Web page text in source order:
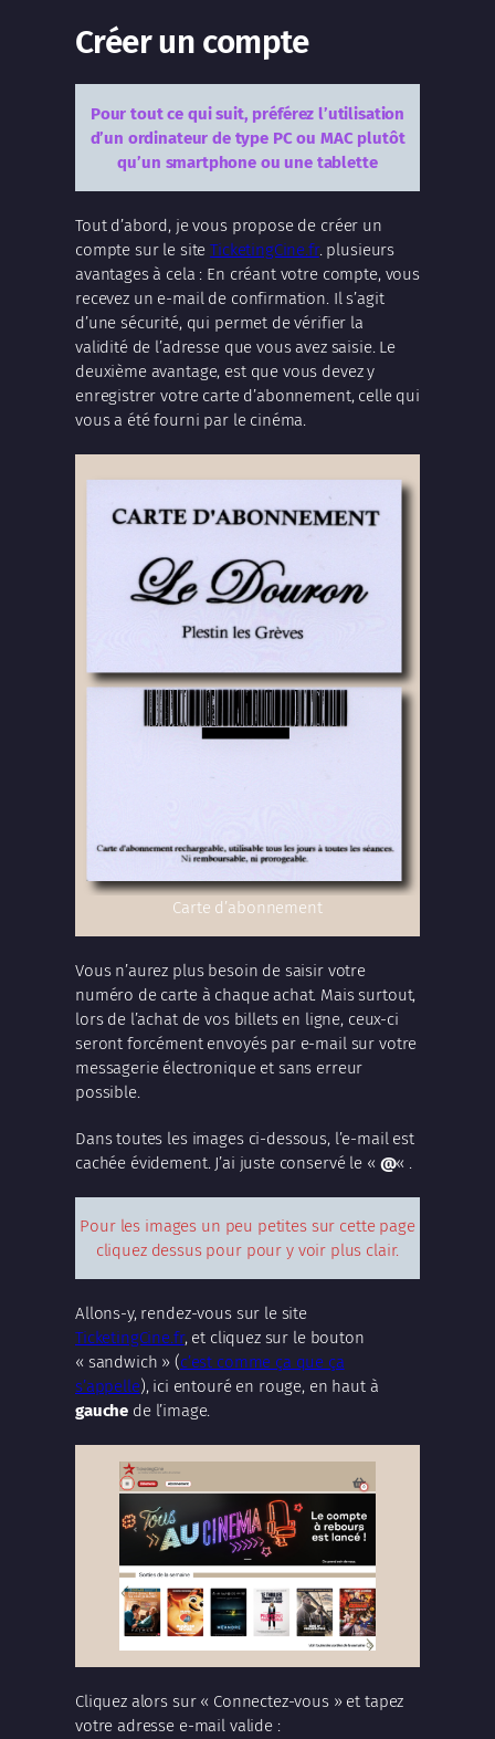
Créer un compte
Pour tout ce qui suit, préférez l’utilisation
d’un ordinateur de type PC ou MAC plutôt
qu’un smartphone ou une tablette
Tout d’abord, je vous propose de créer un
compte sur le siteTicketingCine.fr. plusieurs
avantages à cela : En créant votre compte, vous
recevez un e-mail de confirmation. Il s’agit
d’une sécurité, qui permet de vérifier la
validité de l’adresse que vous avez saisie. Le
deuxième avantage, est que vous devez y
enregistrer votre carte d’abonnement, celle qui
vous a été fourni par le cinéma.
Carte d’abonnement
Vous n’aurez plus besoin de saisir votre
numéro de carte à chaque achat. Mais surtout,
lors de l’achat de vos billets en ligne, ceux-ci
seront forcément envoyés par e-mail sur votre
messagerie électronique et sans erreur
possible.
Dans toutes les images ci-dessous, l’e-mail est
cachée évidement. J’ai juste conservé le « @« .
Pour les images un peu petites sur cette page
cliquez dessus pour pour y voir plus clair.
Allons-y, rendez-vous sur le site
TicketingCine.fr, et cliquez sur le bouton
« sandwich » (c’est comme ça que ça
s’appelle), ici entouré en rouge, en haut à
gauche de l’image.
Cliquez alors sur « Connectez-vous » et tapez
votre adresse e-mail valide :